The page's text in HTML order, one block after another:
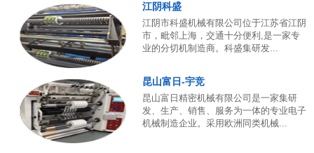
江阴科盛
江阴市科盛机械有限公司位于江苏省江阴
市，毗邻上海，交通十分便利,是一家专
业的分切机制造商。科盛集研发...
昆山富日-宇竞
昆山富日精密机械有限公司是一家集研
发、生产、销售、服务为一体的专业电子
机械制造企业。采用欧洲同类机械...